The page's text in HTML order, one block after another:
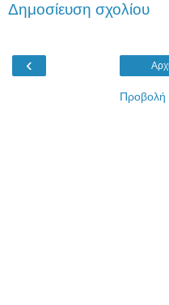
Δημοσίευση σχολίου
‹
Προβολή